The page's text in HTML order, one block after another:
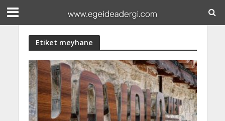
Etiket meyhane